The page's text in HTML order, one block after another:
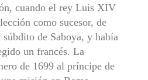
cuando el rey Luis XIV
como sucesor, de
de Saboya, y había
un francés. La
de 1699 al príncipe de